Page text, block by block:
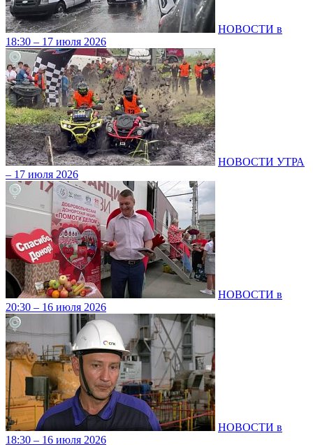
НОВОСТИ в
18:30 – 17 июля 2026
НОВОСТИ УТРА
– 17 июля 2026
НОВОСТИ в
20:30 – 16 июля 2026
НОВОСТИ в
18:30 – 16 июля 2026